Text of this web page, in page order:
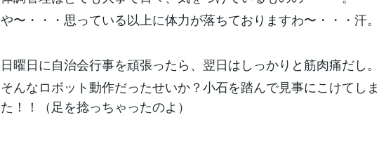
や〜・・・思っている以上に体力が落ちておりますわ〜・・・汗。
日曜日に自治会行事を頑張ったら、翌日はしっかりと筋肉痛だし。
そんなロボット動作だったせいか？小石を踏んで見事にこけてし
た！！（足を捻っちゃったのよ）